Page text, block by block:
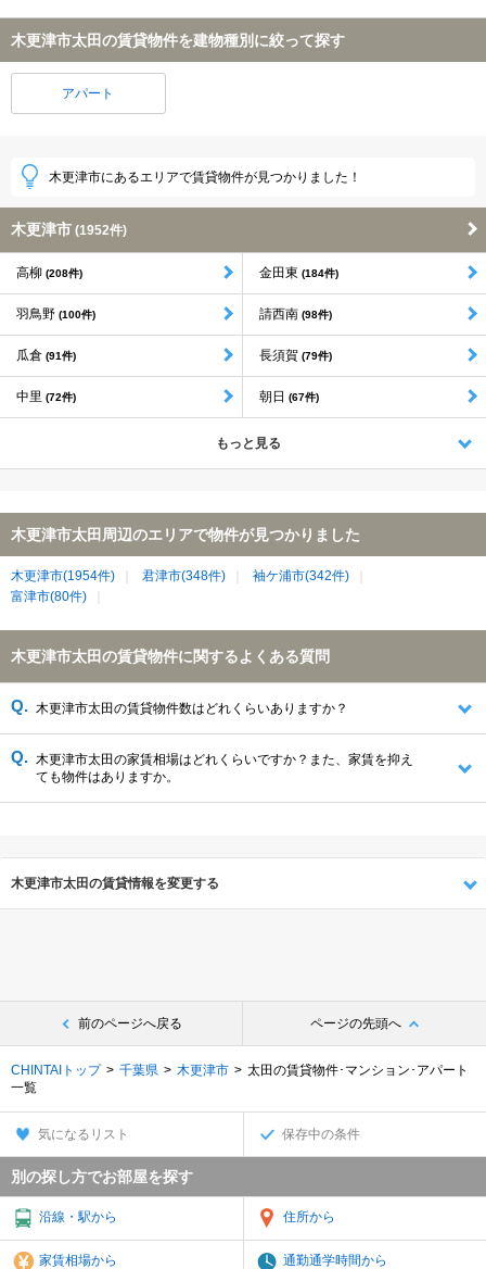
木更津市太田の賃貸物件を建物種別に絞って探す
アパート
木更津市にあるエリアで賃貸物件が見つかりました！
木更津市 (1952件)
高柳 (208件) 金田東 (184件)
羽鳥野 (100件) 請西南 (98件)
瓜倉 (91件) 長須賀 (79件)
中里 (72件) 朝日 (67件)
もっと見る
木更津市太田周辺のエリアで物件が見つかりました
木更津市(1954件) 君津市(348件)
袖ケ浦市(342件)
富津市(80件)
木更津市太田の賃貸物件に関するよくある質問
木更津市太田の賃貸物件数はどれくらいありますか？
木更津市太田の家賃相場はどれくらいですか？また、家賃を抑え
ても物件はありますか。
木更津市太田の賃貸情報を変更する
前のページへ戻る ページの先頭へ
CHINTAIトップ 千葉県 木更津市
太田の賃貸物件･マンション･アパート
一覧
気になるリスト 保存中の条件
別の探し方でお部屋を探す
沿線・駅から 住所から
家賃相場から 通勤通学時間から